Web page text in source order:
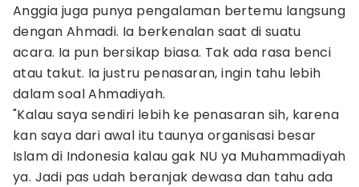
Anggia juga punya pengalaman bertemu langsung
dengan Ahmadi. Ia berkenalan saat di suatu
acara. Ia pun bersikap biasa. Tak ada rasa benci
atau takut. Ia justru penasaran, ingin tahu lebih
dalam soal Ahmadiyah.
"Kalau saya sendiri lebih ke penasaran sih, karena
kan saya dari awal itu taunya organisasi besar
Islam di Indonesia kalau gak NU ya Muhammadiyah
ya. Jadi pas udah beranjak dewasa dan tahu ada